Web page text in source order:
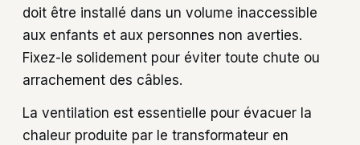
doit être installé dans un volume inaccessible
aux enfants et aux personnes non averties.
Fixez-le solidement pour éviter toute chute ou
arrachement des câbles.
La ventilation est essentielle pour évacuer la
chaleur produite par le transformateur en